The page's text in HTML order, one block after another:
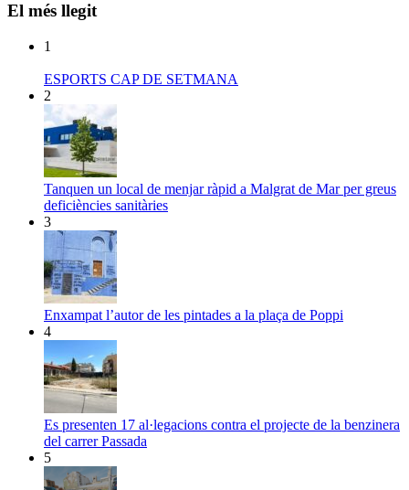
El més llegit
1
ESPORTS CAP DE SETMANA
2
Tanquen un local de menjar ràpid a Malgrat de Mar per greus
deficiències sanitàries
3
Enxampat l’autor de les pintades a la plaça de Poppi
4
Es presenten 17 al·legacions contra el projecte de la benzinera
del carrer Passada
5